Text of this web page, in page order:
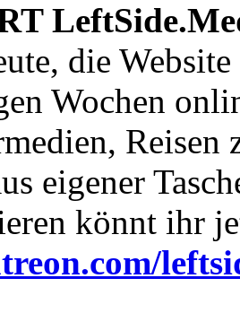
die Website
Wochen
Reisen
eigener
könnt ihr